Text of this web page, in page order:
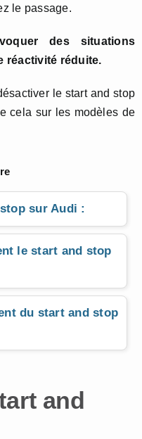
le passage.
des situations
réactivité réduite.
le start and stop
cela sur les modèles de
sur Audi :
le start and stop
du start and stop
and